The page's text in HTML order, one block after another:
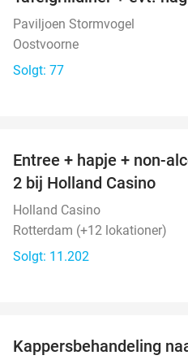
Paviljoen Stormvogel
Oostvoorne
Solgt: 77
Entree + hapje + non-
2 bij Holland Casino
Holland Casino
Rotterdam (+12 lokationer)
Solgt: 11.202
Kappersbehandeling